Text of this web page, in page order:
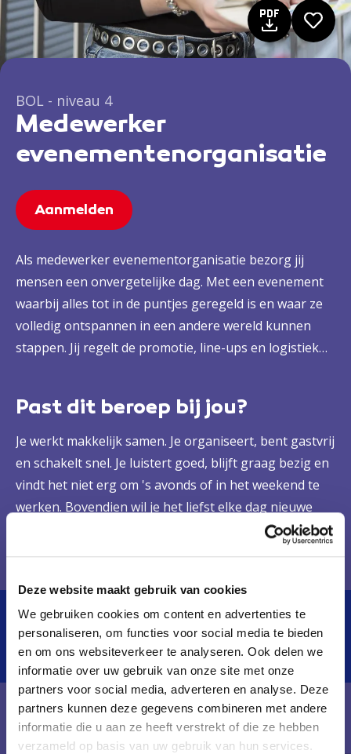
Deze website maakt gebruik van cookies
We gebruiken cookies om content en advertenties te
personaliseren, om functies voor social media te bieden
en om ons websiteverkeer te analyseren. Ook delen we
informatie over uw gebruik van onze site met onze
partners voor social media, adverteren en analyse. Deze
partners kunnen deze gegevens combineren met andere
informatie die u aan ze heeft verstrekt of die ze hebben
verzameld op basis van uw gebruik van hun services.
BOL - niveau 4
Medewerker
evenementenorganisatie
Aanmelden
Als medewerker evenementorganisatie bezorg jij
mensen een onvergetelijke dag. Met een evenement
waarbij alles tot in de puntjes geregeld is en waar ze
volledig ontspannen in een andere wereld kunnen
stappen. Jij regelt de promotie, line-ups en logistiek
Of het nu gaat om festivals, sportevenementen,
zakelijke congressen of kunstexposities. Bij jou is een
evenement altijd in goede handen.
Past dit beroep bij jou?
Je werkt makkelijk samen. Je organiseert, bent gastvrij
en schakelt snel. Je luistert goed, blijft graag bezig en
vindt het niet erg om 's avonds of in het weekend te
werken. Bovendien wil je het liefst elke dag nieuwe
In het kort De opleiding
Leerweg / niveau
BOL / 4